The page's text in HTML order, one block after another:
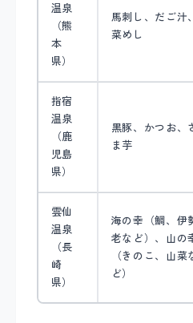
温泉
（熊
本
県）
馬刺し、だご汁
菜めし
指宿
温泉
（鹿
児島
県）
黒豚、かつお、
ま芋
雲仙
温泉
（長
崎
県）
海の幸（鯛、伊
老など）、山の
（きのこ、山菜
ど）